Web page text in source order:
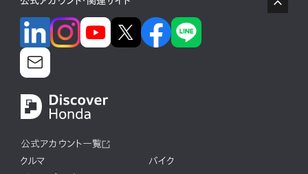
公式アカウント一覧
クルマ
バイク